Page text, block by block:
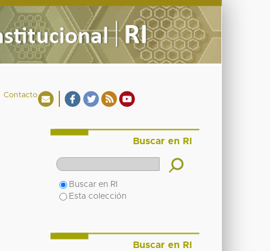
Contacto
Buscar en RI
Buscar en RI
Esta colección
Buscar en RI